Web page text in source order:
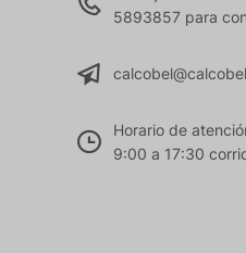
5893857 para
Horario de
9:00 a 17:30